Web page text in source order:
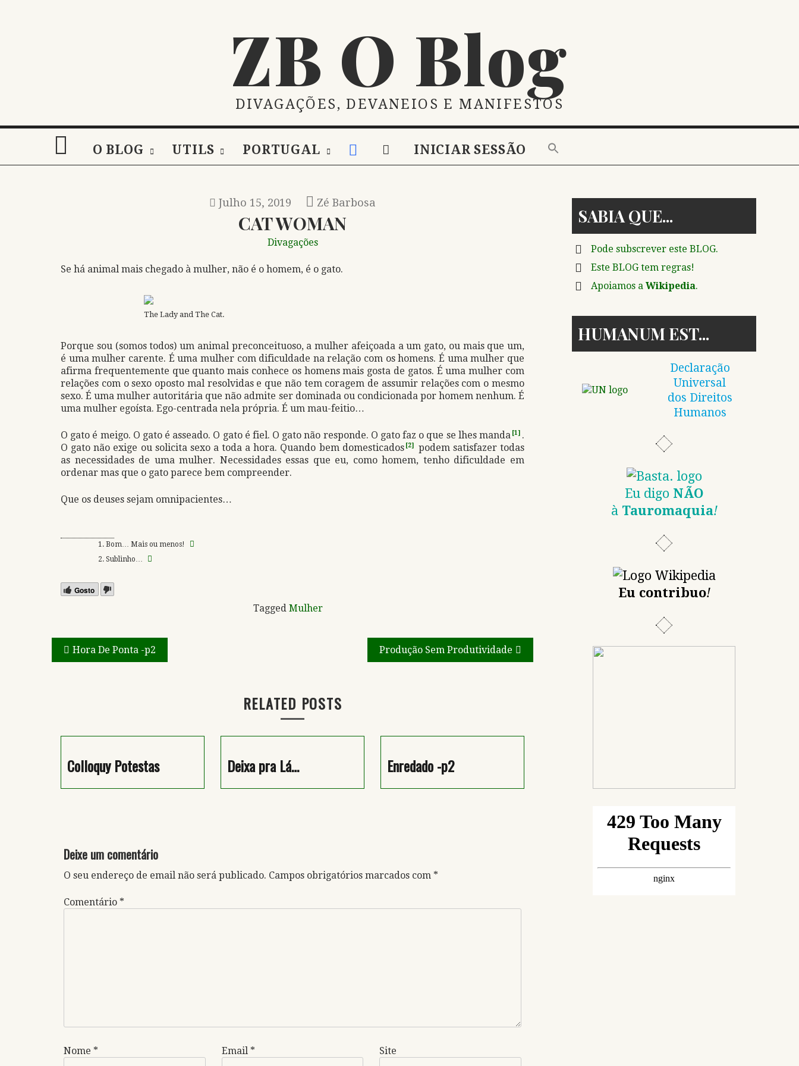
ZB O Blog
DIVAGAÇÕES, DEVANEIOS E MANIFESTOS
O BLOG UTILS PORTUGAL INICIAR SESSÃO
Julho 15, 2019 Zé Barbosa
CAT WOMAN
Divagações
Se há animal mais chegado à mulher, não é o homem, é o gato.
The Lady and The Cat.
Porque sou (somos todos) um animal preconceituoso, a mulher afeiçoada a um gato, ou mais que um,
é uma mulher carente. É uma mulher com dificuldade na relação com os homens. É uma mulher que
afirma frequentemente que quanto mais conhece os homens mais gosta de gatos. É uma mulher com
relações com o sexo oposto mal resolvidas e que não tem coragem de assumir relações com o mesmo
sexo. É uma mulher autoritária que não admite ser dominada ou condicionada por homem nenhum. É
uma mulher egoísta. Ego-centrada nela própria. É um mau-feitio…
O gato é meigo. O gato é asseado. O gato é fiel. O gato não responde. O gato faz o que se lhes manda [1] .
O gato não exige ou solicita sexo a toda a hora. Quando bem domesticados [2]
podem satisfazer todas
as necessidades de uma mulher. Necessidades essas que eu, como homem, tenho dificuldade em
ordenar mas que o gato parece bem compreender.
Que os deuses sejam omnipacientes…
Bom… Mais ou menos!
Sublinho…
Gosto
Tagged Mulher
Navegação
de
Hora De Ponta -p2 Produção Sem Produtividade
RELATED POSTS
Colloquy Potestas Deixa pra Lá… Enredado -p2
Deixe um comentário
O seu endereço de email não será publicado. Campos obrigatórios marcados com *
Comentário *
Nome * Email * Site
SABIA QUE
Pode subscrever este BLOG.
Este BLOG tem regras!
Apoiamos a Wikipedia.
HUMANUM EST
Declaração
Universal
dos Direitos
Humanos
Eu digo NÃO
à Tauromaquia!
Eu contribuo!